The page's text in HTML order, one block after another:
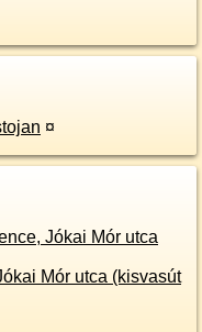
¤
Jókai Mór utca
Mór utca (kisvasút